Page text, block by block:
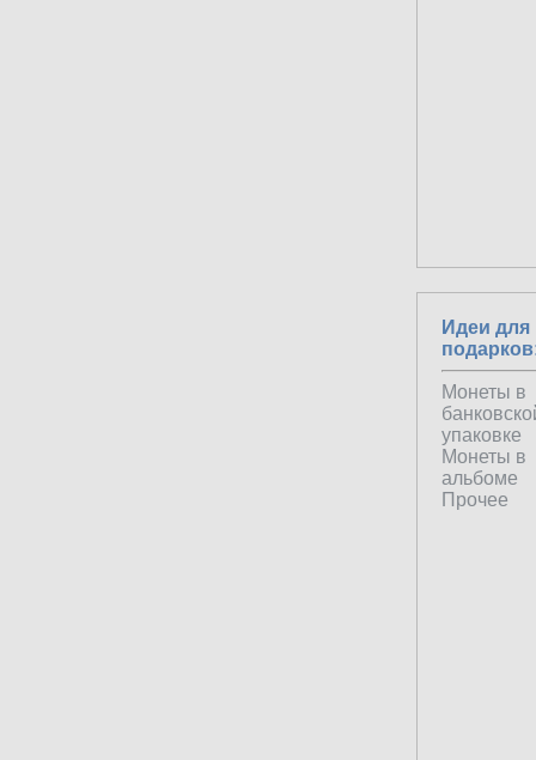
Идеи для
Монеты в
упаковке
Монеты в
альбоме
Прочее